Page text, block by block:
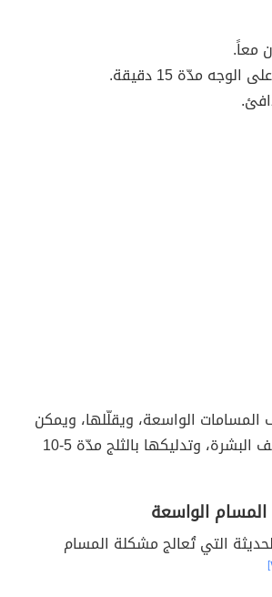
معاً.
مدّة 15 دقيقة.
المسامات الواسعة، ويقلّلها، ويمكن
عمله من خلال تنظيف البشرة، وتدليكها بالثلج مدّة 5-10
الواسعة
التي تُعالج مشكلة المسام